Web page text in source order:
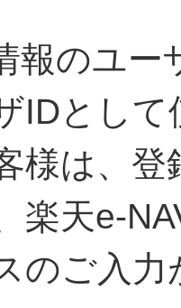
報のユー
IDとし
様は、
楽天e-
のご入